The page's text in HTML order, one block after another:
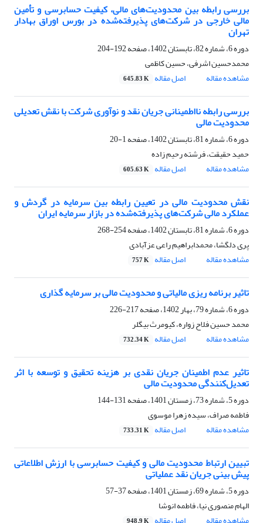
بررسی رابطه بین محدودیت‌های مالی، کیفیت حسابرسی و تأمین
مالی خارجی در شرکت‌های پذیرفته‌شده در بورس اوراق بهادار
تهران
دوره 6، شماره 82، تابستان 1402، صفحه
192-204
محمدحسین اشرفی، حسین کاظمی
مشاهده مقاله
اصل مقاله 645.83 K
بررسی رابطه نااطمینانی جریان نقد و نوآوری شرکت با نقش تعدیلی
محدودیت مالی
دوره 6، شماره 81، تابستان 1402، صفحه
1-20
حمید حقیقت، فرشته رحیم زاده
مشاهده مقاله
اصل مقاله 605.63 K
نقش محدودیت مالی در تعیین رابطه بین سرمایه در گردش و
عملکرد مالی شرکت‌های پذیرفته‌شده در بازار سرمایه ایران
دوره 6، شماره 81، تابستان 1402، صفحه
254-268
پری دلگشا، محمدابراهیم راعی عزآبادی
مشاهده مقاله
اصل مقاله 757 K
تاثیر برنامه ریزی مالیاتی و محدودیت مالی بر سرمایه گذاری
دوره 6، شماره 79، بهار 1402، صفحه
217-226
محمد حسین فلاح زواره، کیومرث بیگلر
مشاهده مقاله
اصل مقاله 732.34 K
تاثیر عدم اطمینان جریان نقدی بر هزینه تحقیق و توسعه با اثر
تعدیل‌کنندگی محدودیت مالی
دوره 5، شماره 73، زمستان 1401، صفحه
131-144
فاطمه صراف، سیده زهرا موسوی
مشاهده مقاله
اصل مقاله 733.31 K
تبیین ارتباط محدودیت مالی و کیفیت حسابرسی با ارزش اطلاعاتی
پیش بینی جریان نقد عملیاتی
دوره 5، شماره 69، زمستان 1401، صفحه
37-57
الهام منصوری نیا، فاطمه انوشا